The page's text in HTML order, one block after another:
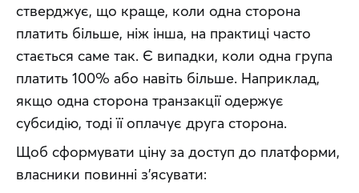
стверджує, що краще, коли одна сторона
платить більше, ніж інша, на практиці часто
стається саме так. Є випадки, коли одна група
платить 100% або навіть більше. Наприклад,
якщо одна сторона транзакції одержує
субсидію, тоді її оплачує друга сторона.
Щоб сформувати ціну за доступ до платформи,
власники повинні з’ясувати: